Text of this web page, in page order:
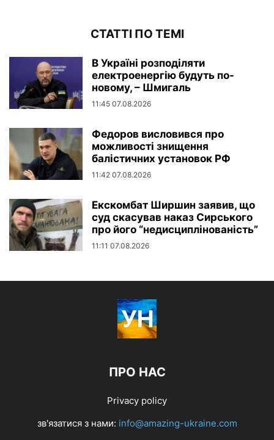
СТАТТІ ПО ТЕМІ
В Україні розподіляти
електроенергію будуть по-
новому, – Шмигаль
11:45 07.08.2026
Федоров висловився про
можливості знищення
балістичних установок РФ
11:42 07.08.2026
Екскомбат Ширшин заявив, що
суд скасував наказ Сирського
про його “недисциплінованість”
11:11 07.08.2026
ПРО НАС
Privacy policy
зв'язатися з нами: info@amazing-ukraine.com